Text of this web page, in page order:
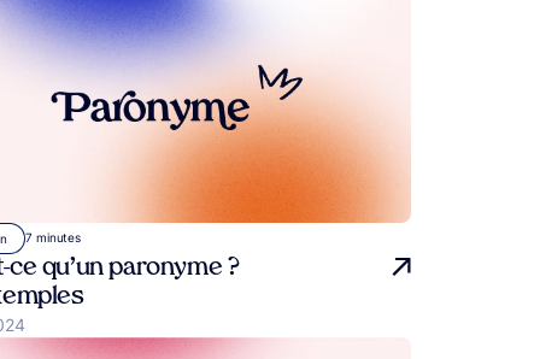
7 minutes
ce qu’un paronyme ?